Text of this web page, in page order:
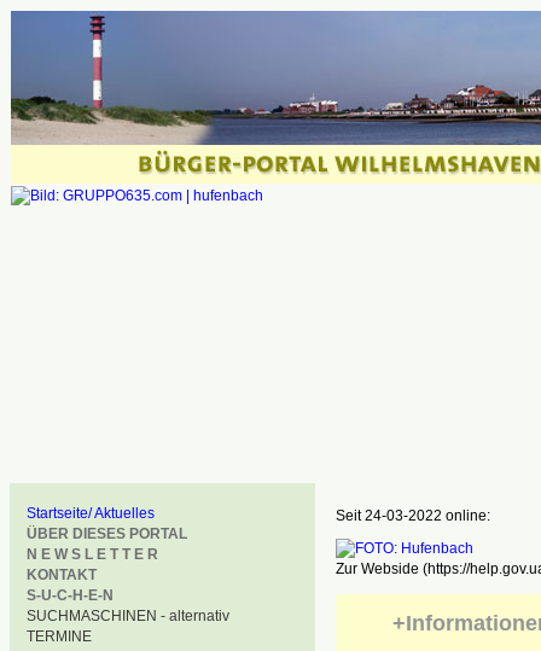
Startseite/ Aktuelles
ÜBER DIESES PORTAL
N E W S L E T T E R
KONTAKT
S-U-C-H-E-N
SUCHMASCHINEN - alternativ
TERMINE
Seit 24-03-2022 online:
Zur Webside (https://